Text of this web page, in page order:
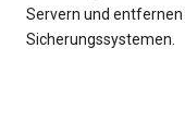
Servern und
Sicherungssystemen.